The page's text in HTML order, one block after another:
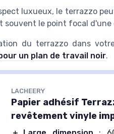
luxueux, le terrazzo
souvent le point focal d'une
du terrazzo dans
un plan de travail noir.
LACHEERY
Papier adhésif
revêtement vinyle